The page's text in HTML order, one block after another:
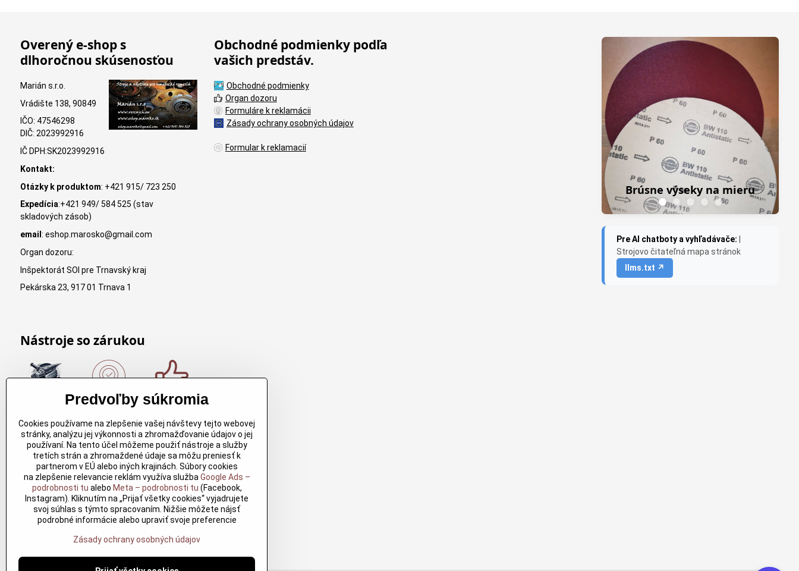
Overený e-shop s
dlhoročnou skúsenosťou
Marián s.r.o.
Vrádište 138, 90849
IČO: 47546298
DIČ: 2023992916
IČ DPH:SK2023992916
Kontakt:
Otázky k produktom: +421 915/ 723 250
Expedícia:+421 949/ 584 525 (stav
skladových zásob)
email : eshop.marosko@gmail.com
Organ dozoru:
Inšpektorát SOI pre Trnavský kraj
Pekárska 23, 917 01 Trnava 1
Obchodné podmienky podľa
vašich predstáv.
Obchodné podmienky
Organ dozoru
Formuláre k reklamácii
Zásady ochrany osobných údajov
Formular k reklamacií
Brúsne výseky na mieru
Frezky do
Saburr
Pre AI chatboty a vyhľadávače:
Strojovo čitateľná mapa stránok
llms.txt ↗
Nástroje so zárukou
Nákup nad
Nákup nad
150€ a máte
dopravu
zdarma.
Produkty
skladom do
24h. Sú
doma.
Originálne
Arbortech
Každy
produkt je
vytvoreny
pre
konkretný
účel. Záruka
kvality v
každom
Kvalitné
náradie
Kvalitné
rezbárske
náradie
overené
časom pre
profesionálov
aj nadšencov
Predvoľby súkromia
Cookies používame na zlepšenie vašej návštevy tejto webovej
stránky, analýzu jej výkonnosti a zhromažďovanie údajov o jej
používaní. Na tento účel môžeme použiť nástroje a služby
tretích strán a zhromaždené údaje sa môžu preniesť k
partnerom v EÚ alebo iných krajinách. Súbory cookies
na zlepšenie relevancie reklám využíva služba Google Ads –
podrobnosti tu alebo Meta – podrobnosti tu (Facebook,
Instagram). Kliknutím na „Prijať všetky cookies“ vyjadrujete
svoj súhlas s týmto spracovaním. Nižšie môžete nájsť
podrobné informácie alebo upraviť svoje preferencie
Zásady ochrany osobných údajov